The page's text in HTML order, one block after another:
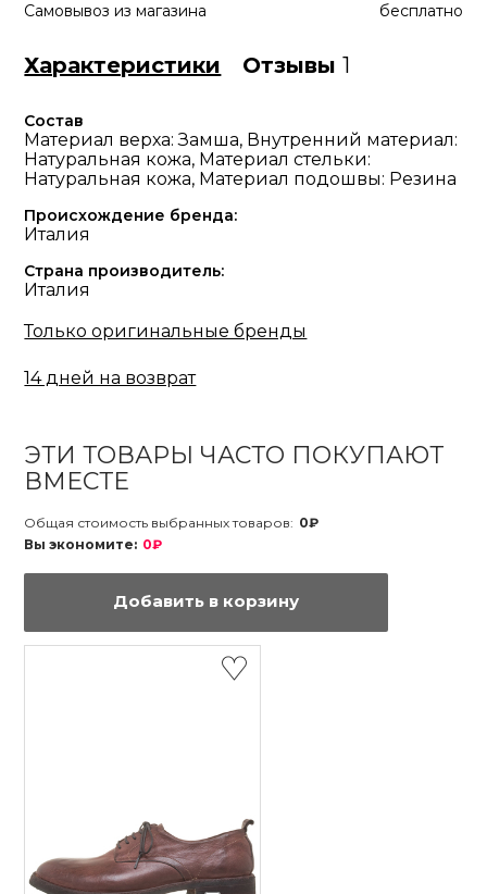
Самовывоз из магазина
бесплатно
Характеристики Отзывы1
Состав
Материал верха: Замша, Внутренний материал:
Натуральная кожа, Материал стельки:
Натуральная кожа, Материал подошвы: Резина
Происхождение бренда:
Италия
Страна производитель:
Италия
Только оригинальные бренды
14 дней на возврат
ЭТИ ТОВАРЫ ЧАСТО ПОКУПАЮТ
ВМЕСТЕ
Общая стоимость выбранных товаров: 0₽
Вы экономите: 0₽
Добавить в корзину